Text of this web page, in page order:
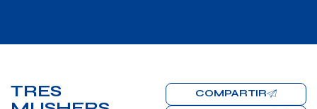
TRES
COMPARTIR